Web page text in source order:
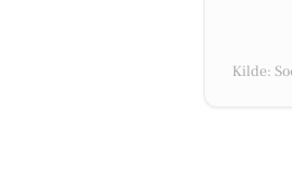
Kilde: